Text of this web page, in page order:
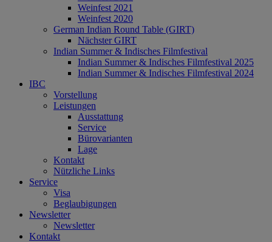
Weinfest 2021
Weinfest 2020
German Indian Round Table (GIRT)
Nächster GIRT
Indian Summer & Indisches Filmfestival
Indian Summer & Indisches Filmfestival 2025
Indian Summer & Indisches Filmfestival 2024
IBC
Vorstellung
Leistungen
Ausstattung
Service
Bürovarianten
Lage
Kontakt
Nützliche Links
Service
Visa
Beglaubigungen
Newsletter
Newsletter
Kontakt